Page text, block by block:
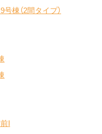
棟（2間タイプ）
I